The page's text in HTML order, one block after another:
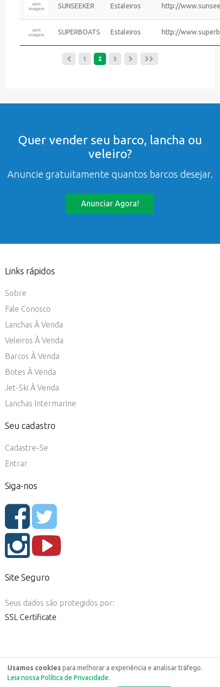
Usamos cookiespara melhorar a experiência e analisar tráfego.
Leia nossa Política de Privacidade.
SUNSEEKER Estaleiros http://
SUPERBOATS Estaleiros http://
1 2 3
Quer vender seu barco, lancha ou
veleiro?
Anuncie gratuitamente quantos barcos desejar.
Anunciar Agora!
Links rápidos
Sobre
Fale Conosco
Lanchas À Venda
Veleiros À Venda
Barcos À Venda
Botes À Venda
Jet-Ski À Venda
Lanchas Intermarine
Seu cadastro
Cadastre-Se
Entrar
Siga-nos
Site Seguro
Seus dados são protegidos por:
SSL Certificate